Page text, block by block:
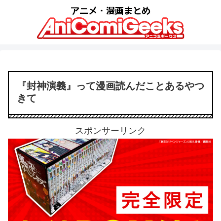
『封神演義』って漫画読んだことあるやつ
きて
スポンサーリンク